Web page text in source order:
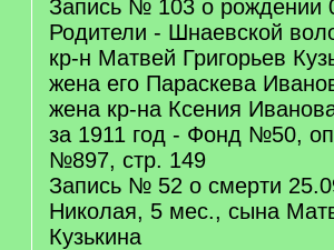
Запись № 103 о рождении
Родители - Шнаевской
кр-н Матвей Григорьев
жена его Параскева
жена кр-на Ксения
за 1911 год - Фонд №50,
№897, стр. 149
Запись № 52 о смерти
Николая, 5 мес., сына
Кузькина